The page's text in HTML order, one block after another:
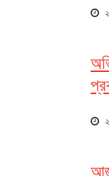
আজ